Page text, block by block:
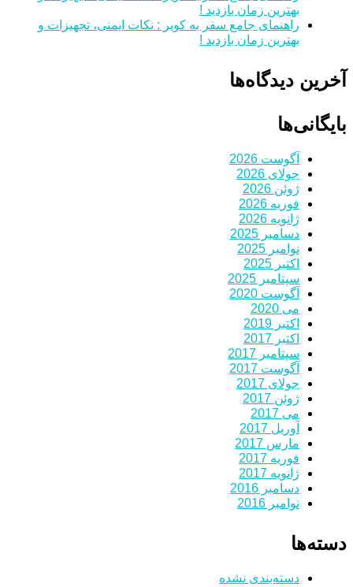
بهترین زمان بازدید !
راهنمای جامع سفر به کویر : نکات ایمنی، تجهیزات و
بهترین زمان بازدید !
آخرین دیدگاه‌ها
بایگانی‌ها
آگوست 2026
جولای 2026
ژوئن 2026
فوریه 2026
ژانویه 2026
دسامبر 2025
نوامبر 2025
اکتبر 2025
سپتامبر 2025
آگوست 2020
می 2020
اکتبر 2019
اکتبر 2017
سپتامبر 2017
آگوست 2017
جولای 2017
ژوئن 2017
می 2017
آوریل 2017
مارس 2017
فوریه 2017
ژانویه 2017
دسامبر 2016
نوامبر 2016
دسته‌ها
دسته‌بندی نشده